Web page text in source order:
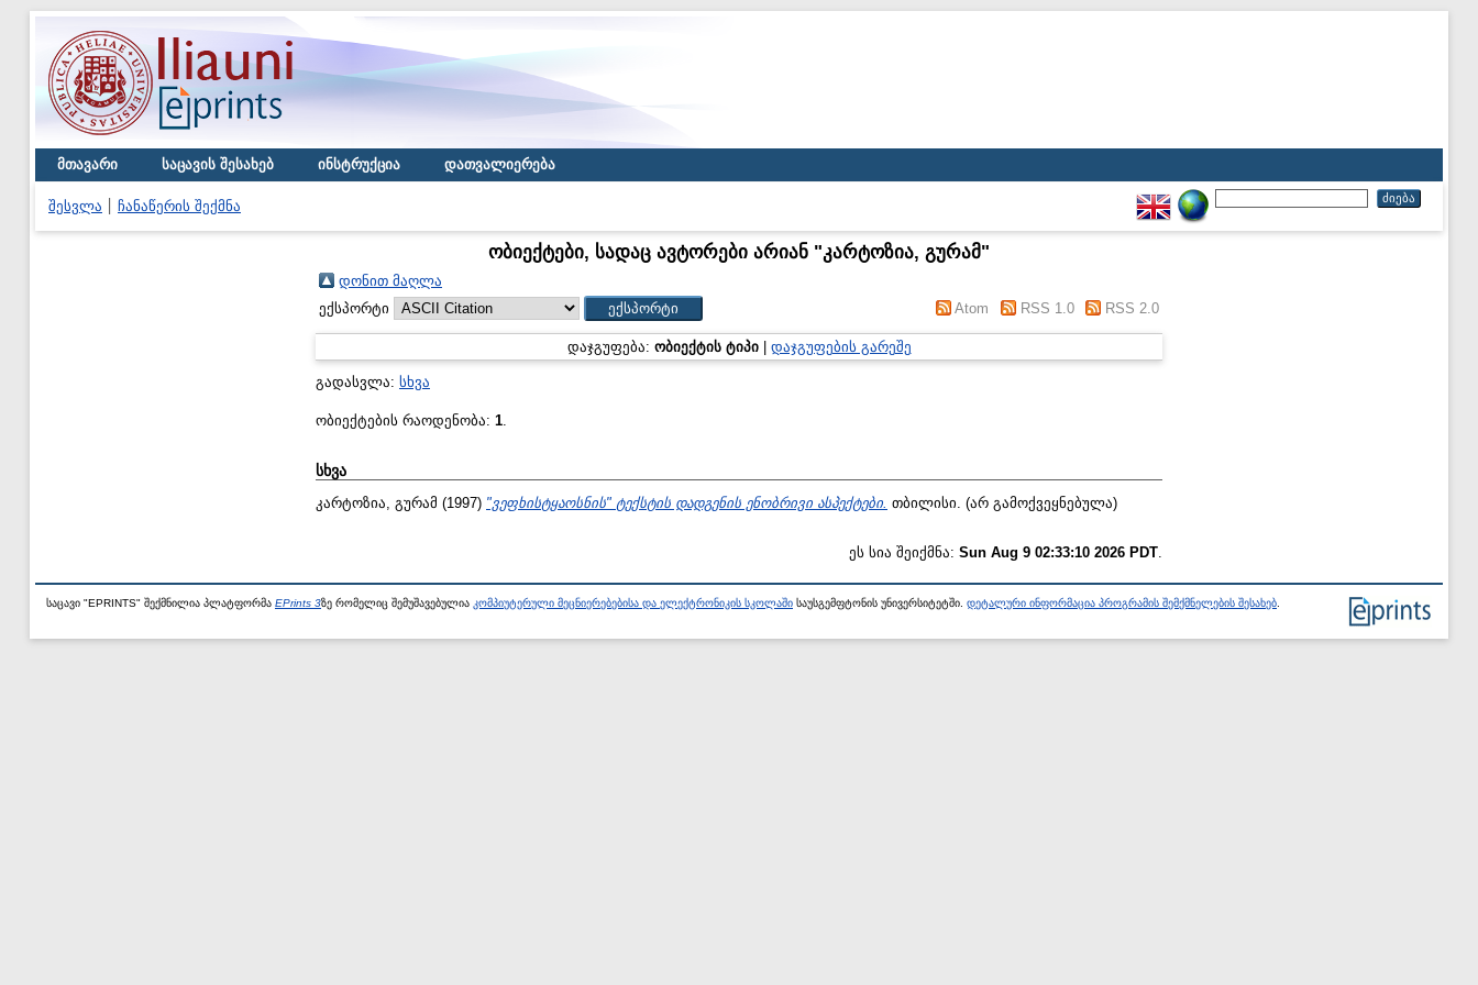
მთავარი საცავის შესახებ ინსტრუქცია დათვალიერება
შესვლა ჩანაწერის შექმნა
ობიექტები, სადაც ავტორები არიან "კარტოზია, გურამ"
დონით მაღლა
ექსპორტი
Atom RSS 1.0 RSS 2.0
დაჯგუფება: ობიექტის ტიპი| დაჯგუფების გარეშე
გადასვლა: სხვა
ობიექტების რაოდენობა: 1.
სხვა
კარტოზია, გურამ (1997) "ვეფხისტყაოსნის" ტექსტის დადგენის ენობრივი ასპექტები. თბილისი. (არ გამოქვეყნებულა)
ეს სია შეიქმნა: Sun Aug 9 02:33:10 2026 PDT
საცავი "EPRINTS" შექმნილია პლატფორმა EPrints 3ზე რომელიც შემუშავებულია კომპიუტერული მეცნიერებებისა და ელექტრონიკის სკოლაში საუსგემფტონის უნივერსიტეტში. დეტალური ინფორმაცია პროგრამის შემქმნელების შესახებ